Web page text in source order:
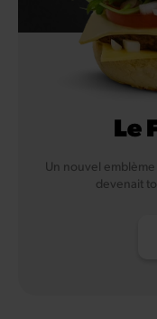
Le
Un nouvel
devenait